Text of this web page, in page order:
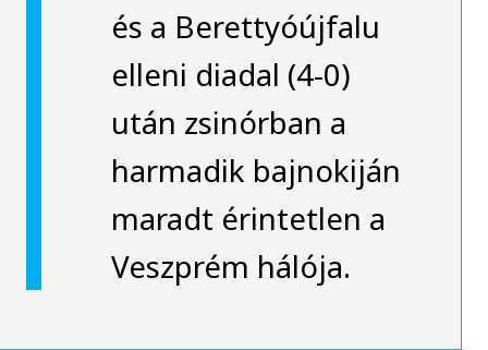
és a Berettyóújfalu
elleni diadal (4-0)
után zsinórban a
harmadik bajnokiján
maradt érintetlen a
Veszprém hálója.